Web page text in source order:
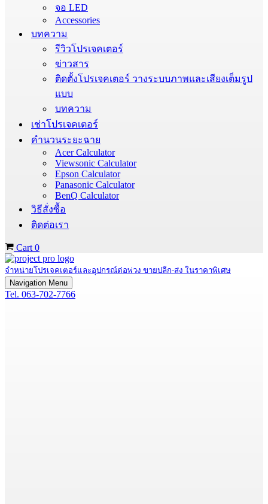
จอ LED
Accessories
บทความ
รีวิวโปรเจคเตอร์
ข่าวสาร
ติดตั้งโปรเจคเตอร์ วางระบบภาพและเสียงเต็มรูป
แบบ
บทความ
เช่าโปรเจคเตอร์
คำนวนระยะฉาย
Acer Calculator
Viewsonic Calculator
Epson Calculator
Panasonic Calculator
BenQ Calculator
วิธีสั่งซื้อ
ติดต่อเรา
Cart 0
จำหน่ายโปรเจคเตอร์และอุปกรณ์ต่อพ่วง ขายปลีก-ส่ง ในราคาพิเศษ
Navigation Menu
Tel. 063-702-7766